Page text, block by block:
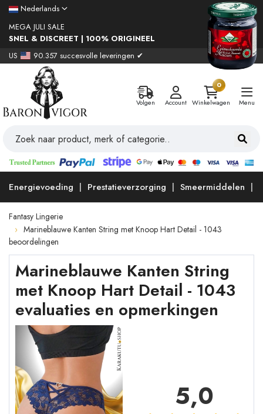
Nederlands
MEGA JULI SALE
SNEL & DISCREET | 100% ORIGINEEL
US
90.357 succesvolle leveringen ✔
Volgen Account
0
Winkelwagen
Menu
Energievoeding Prestatieverzorging Smeermiddelen
Fantasy Lingerie
Marineblauwe Kanten String met Knoop Hart Detail - 1043
beoordelingen
Marineblauwe Kanten String
met Knoop Hart Detail - 1043
evaluaties en opmerkingen
5,0